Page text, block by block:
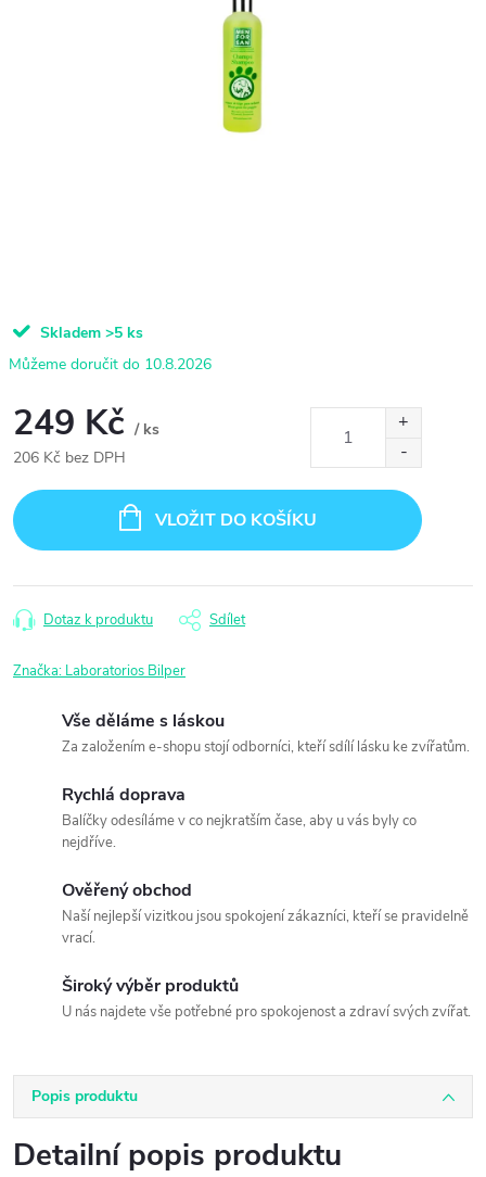
Skladem >5 ks
10.8.2026
249 Kč / ks
206 Kč bez DPH
cena:
VLOŽIT DO KOŠÍKU
Dotaz k produktu Sdílet
Značka: Laboratorios Bilper
Vše děláme s láskou
Za založením e-shopu stojí odborníci, kteří sdílí lásku ke zvířatům.
Rychlá doprava
Balíčky odesíláme v co nejkratším čase, aby u vás byly co
nejdříve.
Ověřený obchod
Naší nejlepší vizitkou jsou spokojení zákazníci, kteří se pravidelně
vrací.
Široký výběr produktů
U nás najdete vše potřebné pro spokojenost a zdraví svých zvířat.
Popis produktu
Detailní popis produktu